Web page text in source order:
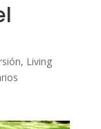
, Living